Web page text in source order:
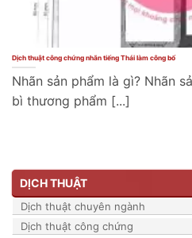
Dịch thuật công chứng nhãn tiếng Thái làm công bố
Nhãn sản phẩm là gì? Nhãn
bì thương phẩm [...]
DỊCH THUẬT
Dịch thuật chuyên ngành
Dịch thuật công chứng